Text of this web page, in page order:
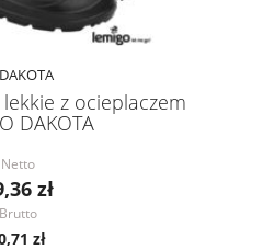
z ocieplaczem
DAKOTA
Netto
zł
Brutto
zł